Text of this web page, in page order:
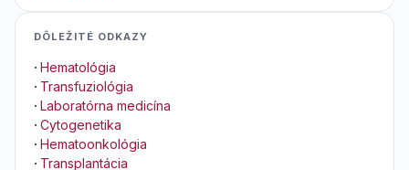
DÔLEŽITÉ ODKAZY
· Hematológia
· Transfuziológia
· Laboratórna medicína
· Cytogenetika
· Hematoonkológia
· Transplantácia